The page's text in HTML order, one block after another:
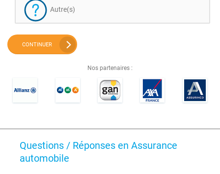
Autre(s)
CONTINUER
Nos partenaires :
Questions / Réponses en Assurance
automobile